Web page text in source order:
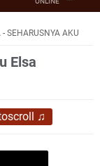
SEHARUSNYA AKU
Elsa
♫